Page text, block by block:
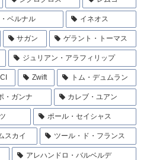
ベルナル イネオス
サガン ゲラント・トーマス
ジュリアン・アラフィリップ
Zwift トム・デュムラン
・ガンナ カレブ・ユアン
ポール・セイシャス
スカイ ツール・ド・フランス
アレハンドロ・バルベルデ